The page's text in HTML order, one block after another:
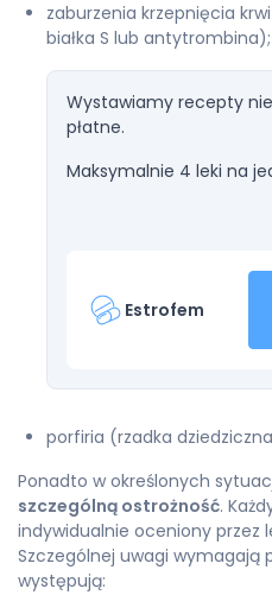
zaburzenia krzepnięcia
białka S lub antytrombina);
Wystawiamy recepty
płatne.
Maksymalnie 4 leki na
Estrofem
porfiria (rzadka
Ponadto w określonych
szczególną ostrożność.
indywidualnie oceniony przez
Szczególnej uwagi wymagają
występują: